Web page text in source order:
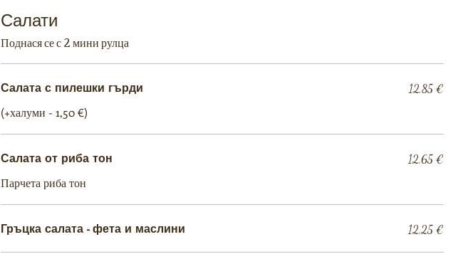
Салати
Поднася се с 2 мини рулца
Салата с пилешки гърди
(+халуми - 1,50 €)
12,85 €
Салата от риба тон
Парчета риба тон
12,65 €
Гръцка салата - фета и маслини 12,25 €